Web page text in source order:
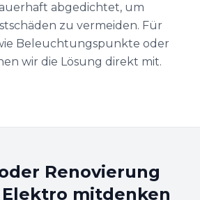
abgedichtet, um
zu vermeiden. Für
Beleuchtungspunkte oder
wir die Lösung direkt mit.
Renovierung
mitdenken